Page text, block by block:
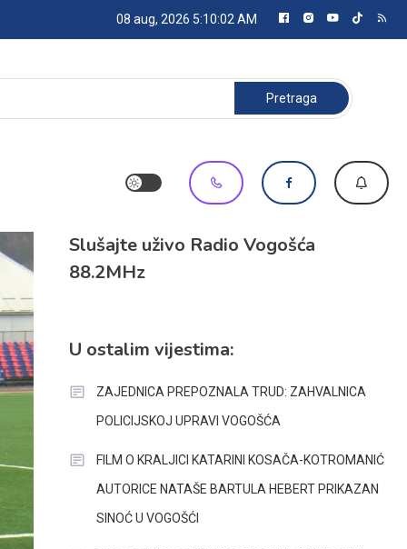
08 aug, 2026 5:10:02 AM
Pretraga:
Slušajte uživo Radio Vogošća
88.2MHz
U ostalim vijestima:
ZAJEDNICA PREPOZNALA TRUD: ZAHVALNICA
POLICIJSKOJ UPRAVI VOGOŠĆA
FILM O KRALJICI KATARINI KOSAČA-KOTROMANIĆ
AUTORICE NATAŠE BARTULA HEBERT PRIKAZAN
SINOĆ U VOGOŠĆI